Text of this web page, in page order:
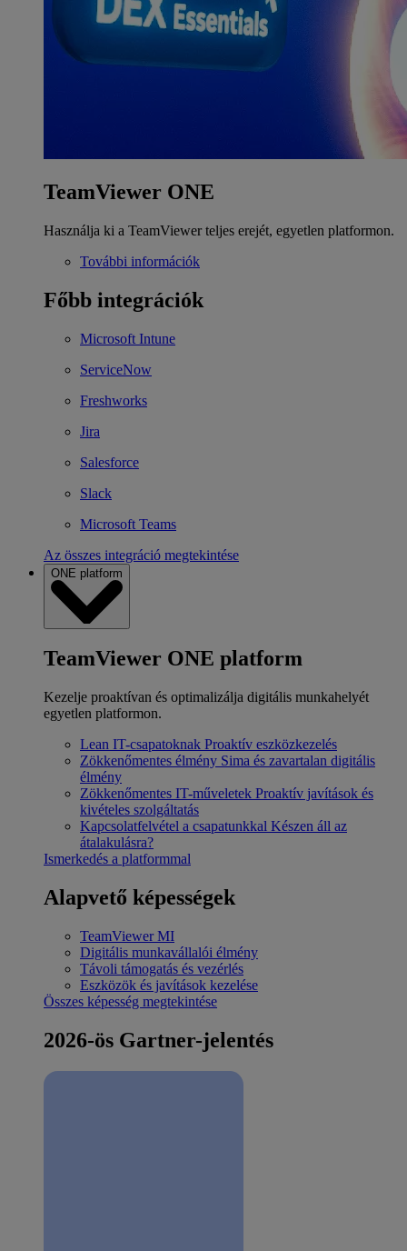
TeamViewer ONE
Használja ki a TeamViewer teljes erejét, egyetlen platformon.
További információk
Főbb integrációk
Microsoft Intune
ServiceNow
Freshworks
Jira
Salesforce
Slack
Microsoft Teams
Az összes integráció megtekintése
ONE platform
TeamViewer ONE platform
Kezelje proaktívan és optimalizálja digitális munkahelyét
egyetlen platformon.
Lean IT-csapatoknak Proaktív eszközkezelés
Zökkenőmentes élmény Sima és zavartalan digitális
élmény
Zökkenőmentes IT-műveletek Proaktív javítások és
kivételes szolgáltatás
Kapcsolatfelvétel a csapatunkkal Készen áll az
átalakulásra?
Ismerkedés a platformmal
Alapvető képességek
TeamViewer MI
Digitális munkavállalói élmény
Távoli támogatás és vezérlés
Eszközök és javítások kezelése
Összes képesség megtekintése
2026-ös Gartner-jelentés